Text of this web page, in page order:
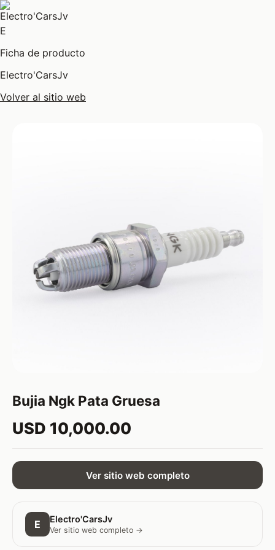
E
Ficha de producto
Electro'CarsJv
Volver al sitio web
Bujia Ngk Pata Gruesa
USD 10,000.00
Ver sitio web completo
E Electro'CarsJv
Ver sitio web completo →